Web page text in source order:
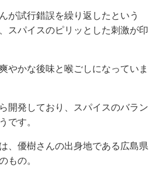
が試行錯誤を繰り返したという
スパイスのピリッとした刺激が印
やかな後味と喉ごしになっていま
開発しており、スパイスのバラン
です。
、優樹さんの出身地である広島県
もの。